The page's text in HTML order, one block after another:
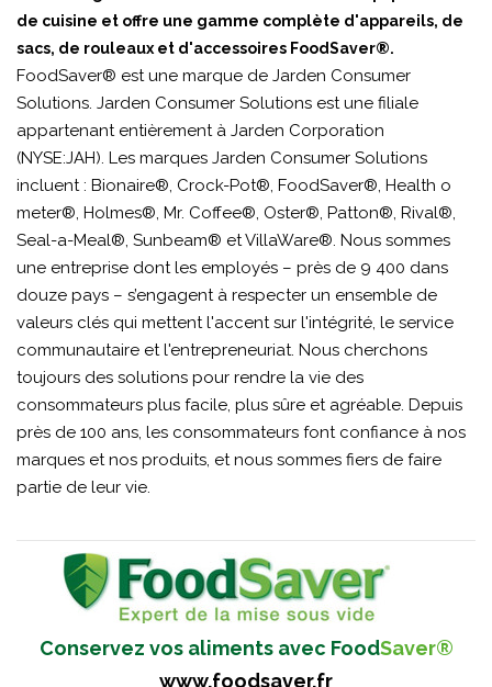
de cuisine et offre une gamme complète d'appareils, de
sacs, de rouleaux et d'accessoires FoodSaver®.
FoodSaver® est une marque de Jarden Consumer
Solutions. Jarden Consumer Solutions est une filiale
appartenant entièrement à Jarden Corporation
(NYSE:JAH). Les marques Jarden Consumer Solutions
incluent : Bionaire®, Crock-Pot®, FoodSaver®, Health o
meter®, Holmes®, Mr. Coffee®, Oster®, Patton®, Rival®,
Seal-a-Meal®, Sunbeam® et VillaWare®. Nous sommes
une entreprise dont les employés – près de 9 400 dans
douze pays – s’engagent à respecter un ensemble de
valeurs clés qui mettent l'accent sur l'intégrité, le service
communautaire et l'entrepreneuriat. Nous cherchons
toujours des solutions pour rendre la vie des
consommateurs plus facile, plus sûre et agréable. Depuis
près de 100 ans, les consommateurs font confiance à nos
marques et nos produits, et nous sommes fiers de faire
partie de leur vie.
Conservez vos aliments avec FoodSaver®
www.foodsaver.fr